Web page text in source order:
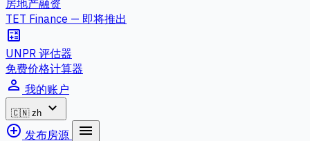
房地产融资
TET Finance — 即将推出
calculate
UNPR 评估器
免费价格计算器
person_outline 我的账户
🇨🇳 zh
expand_more
add_circle_outline 发布房源 menu